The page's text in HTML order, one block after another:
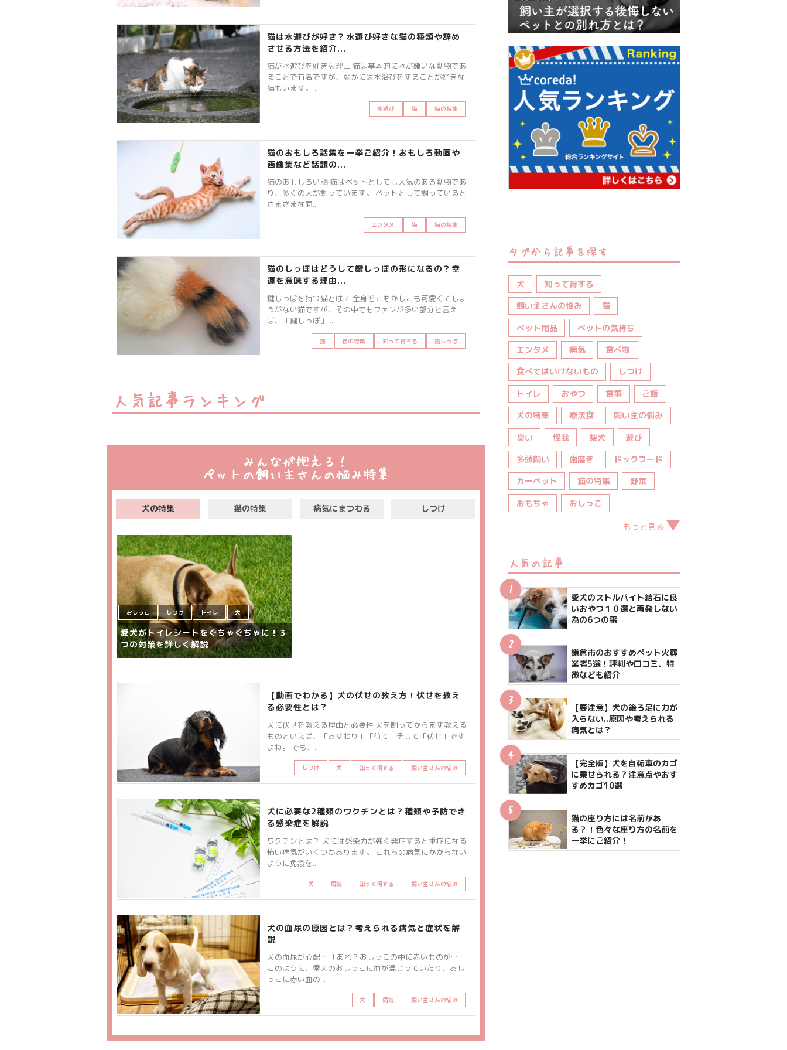
猫は水遊びが好き？水遊び好きな猫の種類や辞め
させる方法を紹介...
猫が水遊びを好きな理由 猫は基本的に水が嫌いな動物であ
ることで有名ですが、なかには水浴びをすることが好きな
猫もいます。 ...
水遊び 猫 猫の特集
猫のおもしろ話集を一挙ご紹介！おもしろ動画や
画像集など話題の...
猫のおもしろい話 猫はペットとしても人気のある動物であ
り、多くの人が飼っています。 ペットとして飼っていると
さまざまな面...
エンタメ 猫 猫の特集
猫のしっぽはどうして鍵しっぽの形になるの？幸
運を意味する理由...
鍵しっぽを持つ猫とは？ 全身どこもかしこも可愛くてしょ
うがない猫ですが、その中でもファンが多い部分と言え
ば、「鍵しっぽ」...
猫 猫の特集 知って得する 鍵しっぽ
人気記事ランキング
みんなが抱える！
ペットの飼い主さんの悩み特集
犬の特集 猫の特集 病気にまつわる しつけ
愛犬がトイレシートをぐちゃぐちゃに！３
つの対策を詳しく解説
おしっこ しつけ トイレ 犬 飼い主さんの悩み
【動画でわかる】犬の伏せの教え方！伏せを教え
る必要性とは？
犬に伏せを教える理由と必要性 犬を飼ってからまず教える
ものといえば、「おすわり」「待て」そして「伏せ」です
よね。 でも、...
しつけ 犬 知って得する 飼い主さんの悩み
犬に必要な2種類のワクチンとは？種類や予防でき
る感染症を解説
ワクチンとは？ 犬には感染力が強く発症すると重症になる
怖い病気がいくつかあります。 これらの病気にかからない
ように免疫を...
犬 病気 知って得する 飼い主さんの悩み
犬の血尿の原因とは？考えられる病気と症状を解
説
犬の血尿が心配… 「あれ？おしっこの中に赤いものが…」
このように、愛犬のおしっこに血が混じっていたり、おし
っこに赤い血の...
犬 病気 飼い主さんの悩み
タグから記事を探す
犬
知って得する
飼い主さんの悩み
猫
ペット用品
ペットの気持ち
エンタメ
病気
食べ物
食べてはいけないもの
しつけ
トイレ
おやつ 食事
ご飯
犬の特集
療法食
飼い主の悩み
臭い
怪我 柴犬
遊び
多頭飼い
歯磨き
ドックフード
カーペット
猫の特集
野菜
おもちゃ
おしっこ
もっと見る
人気の記事
愛犬のストルバイト結石に良
いおやつ１０選と再発しない
為の6つの事
鎌倉市のおすすめペット火葬
業者5選！評判や口コミ、特
徴なども紹介
【要注意】犬の後ろ足に力が
入らない..原因や考えられる
病気とは？
【完全版】犬を自転車のカゴ
に乗せられる？注意点やおす
すめカゴ10選
猫の座り方には名前があ
る？！色々な座り方の名前を
一挙にご紹介！